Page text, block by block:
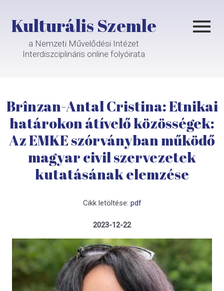
Kulturális Szemle
a Nemzeti Művelődési Intézet
Interdiszciplináris online folyóirata
Brînzan-Antal Cristina: Etnikai
határokon átívelő közösségek:
Az EMKE szórványban működő
magyar civil szervezetek
kutatásának elemzése
Cikk letöltése: pdf
2023-12-22